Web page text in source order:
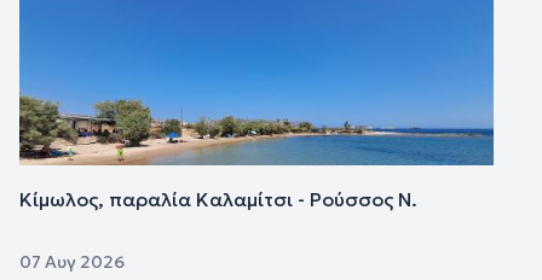
Κίμωλος, παραλία Καλαμίτσι - Ρούσσος Ν.
07 Αυγ 2026